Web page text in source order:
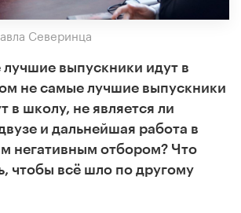
Северинца
лучшие выпускники идут в
не самые лучшие выпускники
в школу, не является ли
и дальнейшая работа в
негативным отбором? Что
чтобы всё шло по другому